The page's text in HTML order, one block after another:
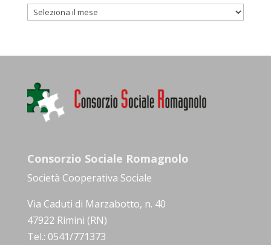
Archivio
Consorzio Sociale Romagnolo
Società Cooperativa Sociale
Via Caduti di Marzabotto, n. 40
47922 Rimini (RN)
Tel.: 0541/771373